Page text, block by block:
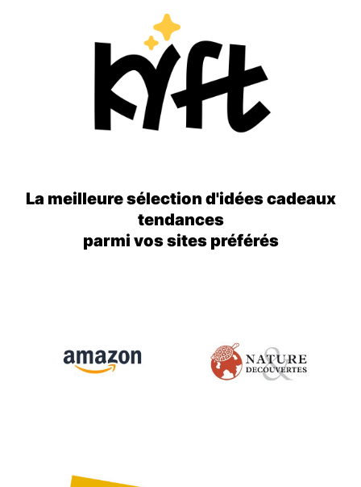
La meilleure sélection d'idées cadeaux
tendances
parmi vos sites préférés